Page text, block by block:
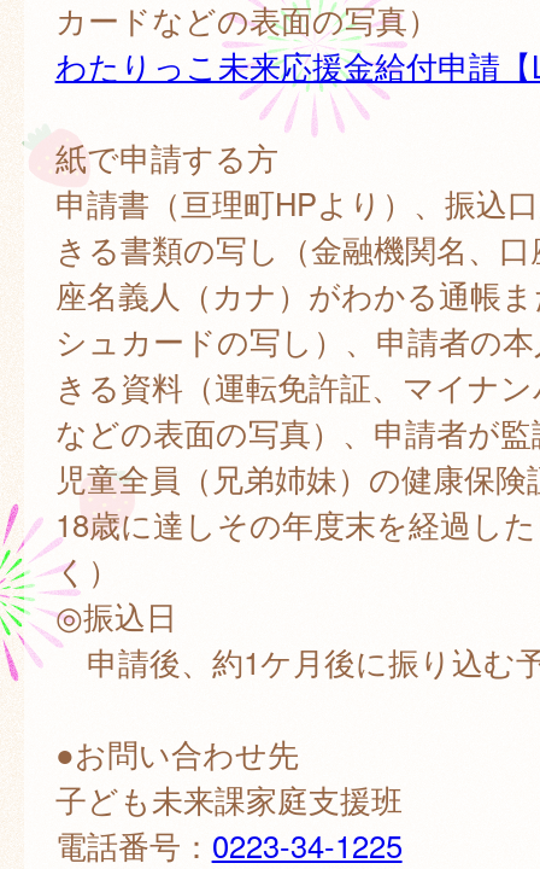
カードなどの表面の写真）
わたりっこ未来応援金給付申請【
紙で申請する方
申請書（亘理町HPより）、振込
きる書類の写し（金融機関名、
座名義人（カナ）がわかる通帳
シュカードの写し）、申請者の
きる資料（運転免許証、マイナ
などの表面の写真）、申請者が
児童全員（兄弟姉妹）の健康保
18歳に達しその年度末を経過し
く）
◎振込日
申請後、約1ケ月後に振り込む
●お問い合わせ先
子ども未来課家庭支援班
電話番号： 0223-34-1225